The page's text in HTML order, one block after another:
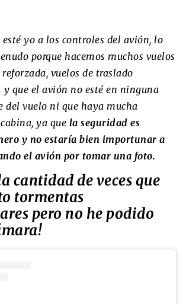
esté yo a los controles del avión, lo
porque hacemos muchos vuelos
vuelos de traslado
y que el avión no esté en ninguna
del vuelo ni que haya mucha
ya que la seguridad es
y no estaría bien importunar a
el avión por tomar una foto.
cantidad de veces que
tormentas
pero no he podido